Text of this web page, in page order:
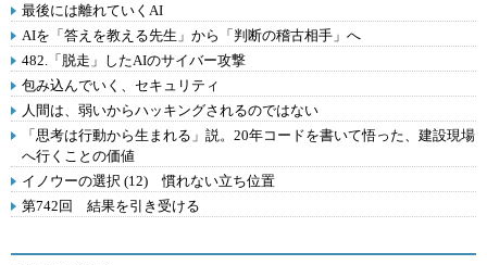
最後には離れていくAI
AIを「答えを教える先生」から「判断の稽古相手」へ
482.「脱走」したAIのサイバー攻撃
包み込んでいく、セキュリティ
人間は、弱いからハッキングされるのではない
「思考は行動から生まれる」説。20年コードを書いて悟った、建設現場
へ行くことの価値
イノウーの選択 (12) 慣れない立ち位置
第742回 結果を引き受ける